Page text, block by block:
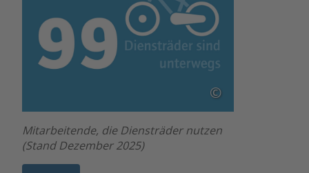
©
Mitarbeitende, die Diensträder nutzen
(Stand Dezember 2025)